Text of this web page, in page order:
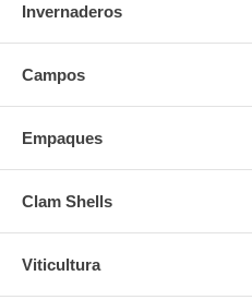
Invernaderos
Campos
Empaques
Clam Shells
Viticultura